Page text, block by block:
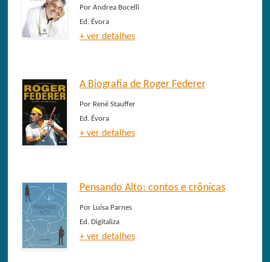
PorAndrea Bocelli
Ed.Évora
+ ver detalhes
A Biografia de Roger Federer
PorRené Stauffer
Ed.Évora
+ ver detalhes
Pensando Alto: contos e crônicas
PorLuísa Parnes
Ed.Digitaliza
+ ver detalhes